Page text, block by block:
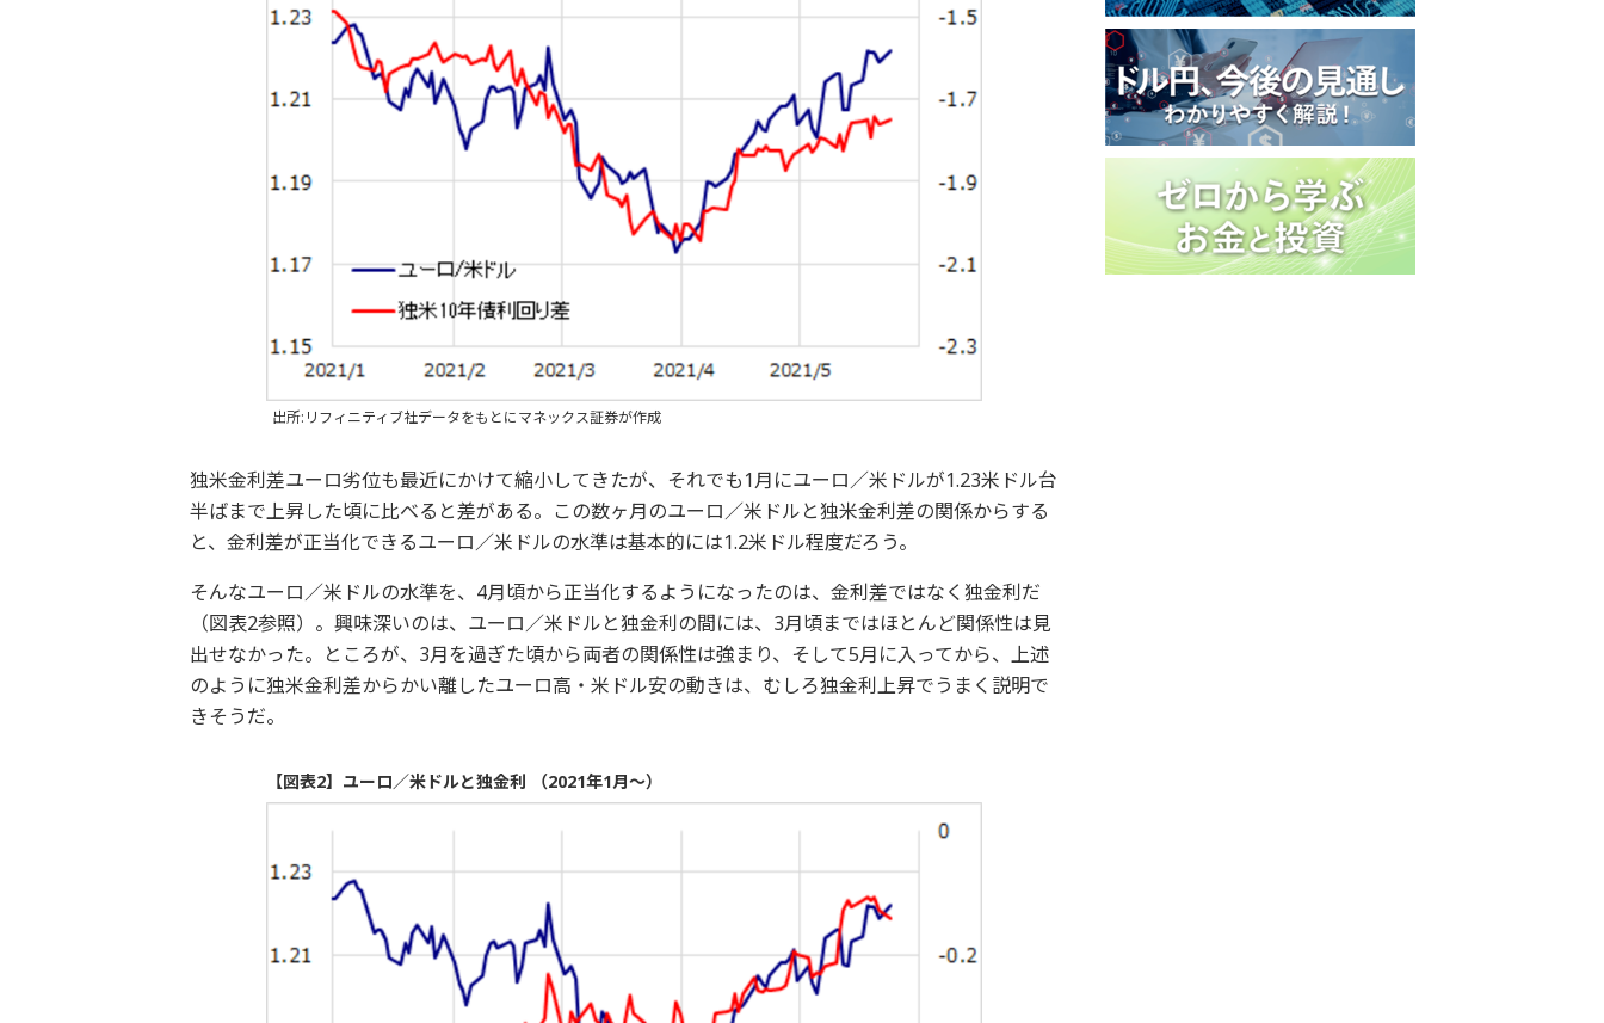
出所:リフィニティブ社データをもとにマネックス証券が作成
独米金利差ユーロ劣位も最近にかけて縮小してきたが、それでも1月にユーロ／米ドルが1.23米ドル台
半ばまで上昇した頃に比べると差がある。この数ヶ月のユーロ／米ドルと独米金利差の関係からする
と、金利差が正当化できるユーロ／米ドルの水準は基本的には1.2米ドル程度だろう。
そんなユーロ／米ドルの水準を、4月頃から正当化するようになったのは、金利差ではなく独金利だ
（図表2参照）。興味深いのは、ユーロ／米ドルと独金利の間には、3月頃まではほとんど関係性は見
出せなかった。ところが、3月を過ぎた頃から両者の関係性は強まり、そして5月に入ってから、上述
のように独米金利差からかい離したユーロ高・米ドル安の動きは、むしろ独金利上昇でうまく説明で
きそうだ。
【図表2】ユーロ／米ドルと独金利 （2021年1月～）